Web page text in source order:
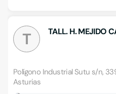
T TALL. H. MEJIDO
Polígono Industrial Sutu s/n,
Asturias